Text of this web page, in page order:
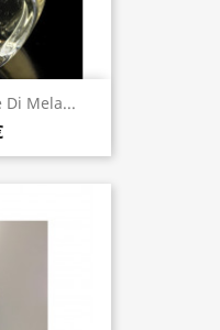
Di Mela...